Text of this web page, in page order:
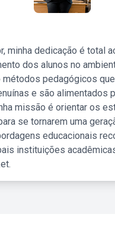
minha dedicação é total
dos alunos no
métodos pedagógicos
e são alimentados
missão é orientar os
se tornarem uma
educacionais
instituições